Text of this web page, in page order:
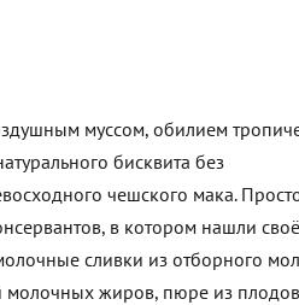
муссом, обилием
бисквита без
чешского мака.
в котором нашли своё
сливки из отборного
молочных жиров, пюре из плодов